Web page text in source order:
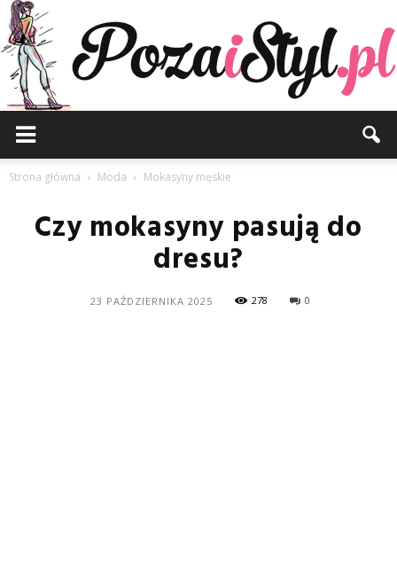
Strona główna Moda Mokasyny męskie
Czy mokasyny pasują do
dresu?
23 PAŹDZIERNIKA 2025 278 0